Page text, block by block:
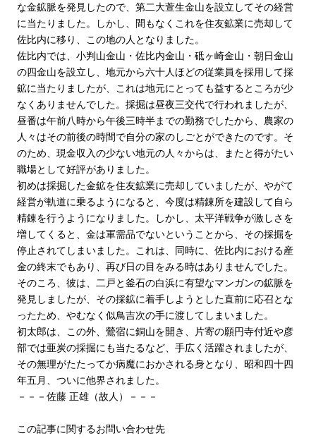
な金鉱脈を発見したので、第二大萱生金山を設立してその経営
に当たりました。しかし、間もなくこれを住友鉱業に売却して
佐比内に移り、この地の人となりました。
佐比内では、小判山金山・佐比内金山・砥ヶ崎金山・朝日金山
の四金山を設立し、地元から六十人ほどの従業員を採用して採
鉱に当たりましたが、これは地元にとっても益するところが少
なくありませんでした。採掘は昼夜三交代で行われましたが、
昼番は午前八時から午後三時半までの勤務でしたから、農家の
人々はその前後の時間で自分の家のしごとができたのです。そ
のため、現金収入の少ない地元の人々からは、またと得がたい
職場として好評がありました。
初めは採掘した金鉱を住友鉱業に売却していましたが、やがて
経営が軌道に乗るようになると、今度は精錬所を建設して自ら
精錬を行うようになりました。しかし、太平洋戦争が激しさを
増してくると、金は軍需品でないということから、その採掘を
停止されてしまいました。これは、同時に、佐比内における産
金の終末でもあり、再び日の目をみる時はありませんでした。
そのころ、彼は、二戸と釜石の白浜に有望なマンガンの鉱脈を
発見しましたが、その採鉱に着手しようとした直前に応召とな
ったため、やむなく似鳥吉次の手に渡してしまいました。
初太郎は、この外、鶯宿に銅山を開き、片寄の願円寺付近や彦
部では亜炭の採掘にも当たるなど、手広く活躍されましたが、
その無理がたたってか病魔におかされる身となり、昭和四十四
年五月、ついに他界されました。
－－－佐藤 正雄（故人）－－－
この記事に関するお問い合わせ先